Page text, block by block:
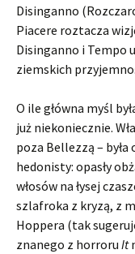
Disinganno
Piacere roztacza
Disinganno i Tempo
ziemskich
O ile główna myśl
już niekoniecznie.
poza Bellezzą –
hedonisty: opasły
włosów na łysej
szlafroka z kryzą, z
Hoppera (tak
znanego z horroru It